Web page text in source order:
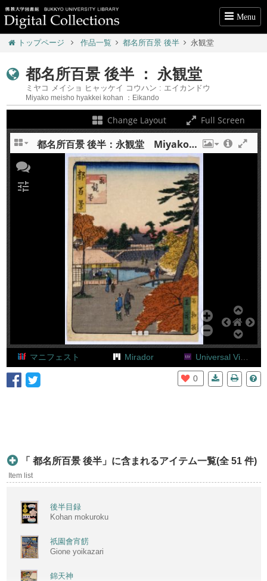
Menu
トップページ 作品一覧 都名所百景 後半 永観堂
都名所百景 後半 ： 永観堂
ミヤコ メイショ ヒャッケイ コウハン : エイカンドウ
Miyako meisho hyakkei kohan ：Eikando
Change Layout Full Screen
+
Add Item
都名所百景 後半：永観堂 Miyako meisho hyakkei kohan : Eikando
tune
マニフェスト Mirador Universal Viewer
0
「 都名所百景 後半」に含まれるアイテム一覧(全 51 件)
Item list
後半目録
Kohan mokuroku
祇園會宵餝
Gione yoikazari
錦天神